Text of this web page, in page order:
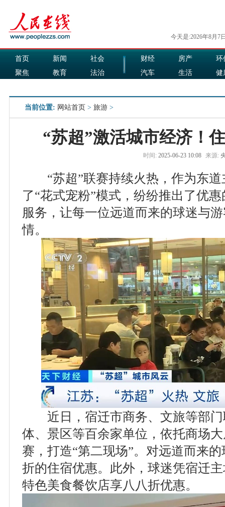
今天是:2026年8月7
首页 新闻
社会
聚焦
教育
法治
财经 房产
环
汽车
生活
健
当前位置: 网站首页 > 旅游 >
“苏超”激活城市经济！
时间: 2025-06-23 10:08 来源:
“苏超”联赛持续火热，作为东道
了“花式宠粉”模式，纷纷推出了优
服务，让每一位远道而来的球迷与
情。
近日，宿迁市商务、文旅等部门
体、景区等百余家单位，依托商场
赛，打造“第二现场”。对远道而来
折的住宿优惠。此外，球迷凭宿迁
特色美食餐饮店享八八折优惠。